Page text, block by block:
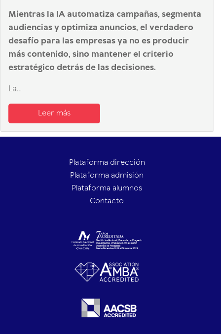
Mientras la IA automatiza campañas, segmenta
audiencias y optimiza anuncios, el verdadero
desafío para las empresas ya no es producir
más contenido, sino mantener el criterio
estratégico detrás de las decisiones.
La...
Leer más
Plataforma dirección
Plataforma admisión
Plataforma alumnos
Contacto